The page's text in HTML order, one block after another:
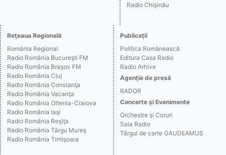
Radio Chişinău
Reţeaua Regională
România Regional
Radio România Bucureşti FM
Radio România Braşov FM
Radio România Cluj
Radio România Constanţa
Radio România Vacanţa
Radio România Oltenia-Craiova
Radio România Iaşi
Radio România Reşiţa
Radio România Târgu Mureş
Radio România Timişoara
Publicaţii
Politica Românească
Editura Casa Radio
Radio Arhive
Agenţie de presă
RADOR
Concerte şi Evenimente
Orchestre şi Coruri
Sala Radio
Târgul de carte GAUDEAMUS